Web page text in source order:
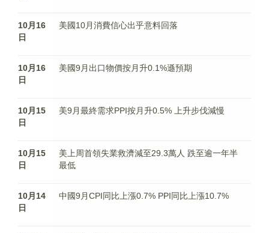
10月16
日
美國10月消費信心出乎意料回落
10月16
日
美國9月出口物價按月升0.1%遜預期
10月15
日
美9月最終需求PPI按月升0.5% 上升步伐減慢
10月15
日
美上周首領失業救濟減至29.3萬人 跌至逾一年半
最低
10月14
日
中國9月CPI同比上漲0.7% PPI同比上漲10.7%